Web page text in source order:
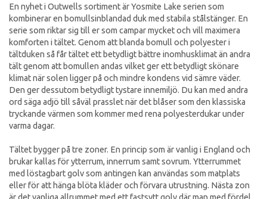
En nyhet i Outwells sortiment är Yosmite Lake serien som
kombinerar en bomullsinblandad duk med stabila stålstänger. En
serie som riktar sig till er som campar mycket och vill maximera
komforten i tältet. Genom att blanda bomull och polyester i
tältduken så får tältet ett betydligt bättre inomhusklimat än andra
tält genom att bomullen andas vilket ger ett betydligt skönare
klimat när solen ligger på och mindre kondens vid sämre väder.
Den ger dessutom betydligt tystare innemiljö. Du kan med andra
ord säga adjö till såväl prasslet när det blåser som den klassiska
tryckande värmen som kommer med rena polyesterdukar under
varma dagar.
Tältet bygger på tre zoner. En princip som är vanlig i England och
brukar kallas för ytterrum, innerrum samt sovrum. Ytterrummet
med löstagbart golv som antingen kan användas som matplats
eller för att hänga blöta kläder och förvara utrustning. Nästa zon
är det vanliga allrummet med ett fastsytt golv där man med fördel